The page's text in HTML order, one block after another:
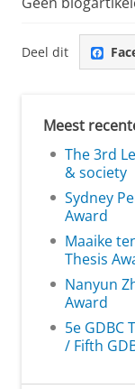
Deel dit
Meest
The 3rd
& society
Sydney
Award
Maaike
Thesis
Nanyun
Award
5e GDBC
/ Fifth